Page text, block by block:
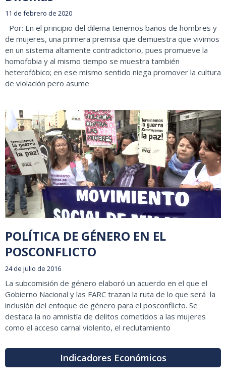
11 de febrero de 2020
Por: En el principio del dilema tenemos baños de hombres y
de mujeres, una primera premisa que demuestra que vivimos
en un sistema altamente contradictorio, pues promueve la
homofobia y al mismo tiempo se muestra también
heterofóbico; en ese mismo sentido niega promover la cultura
de violación pero asume
POLÍTICA DE GÉNERO EN EL
POSCONFLICTO
24 de julio de 2016
La subcomisión de género elaboró un acuerdo en el que el
Gobierno Nacional y las FARC trazan la ruta de lo que será la
inclusión del enfoque de género para el posconflicto. Se
destaca la no amnistía de delitos cometidos a las mujeres
como el acceso carnal violento, el reclutamiento
Indicadores Económicos